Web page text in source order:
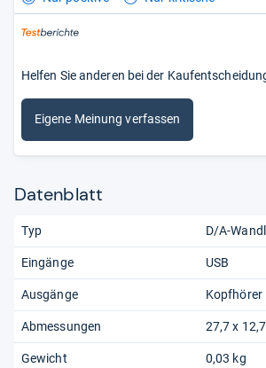
Helfen Sie anderen bei der
Eigene Meinung verfassen
Datenblatt
Typ D/A-
Eingänge USB
Ausgänge Kopfhörer
Abmessungen 27,7 x
Gewicht 0,03 kg